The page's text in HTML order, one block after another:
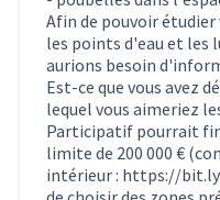
Afin de pouvoir
les points d'eau et les
aurions besoin
Est-ce que vous avez
lequel vous aimeriez
Participatif pourrait
limite de 200 000 €
intérieur : https://